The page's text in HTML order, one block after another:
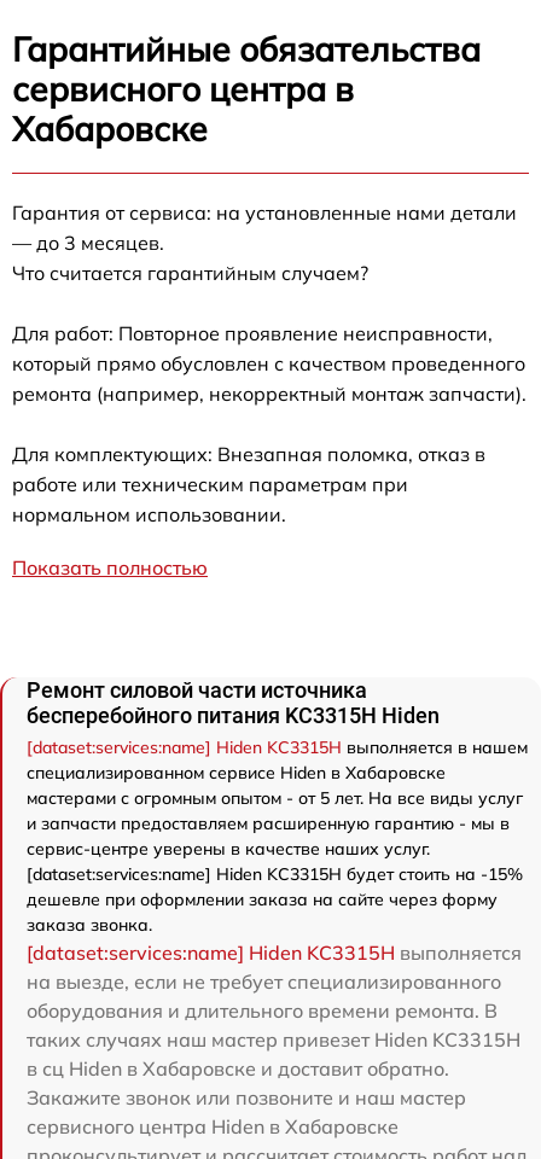
Гарантийные обязательства
сервисного центра в
Хабаровске
Гарантия от сервиса: на установленные нами детали
— до 3 месяцев.
Что считается гарантийным случаем?
Для работ: Повторное проявление неисправности,
который прямо обусловлен с качеством проведенного
ремонта (например, некорректный монтаж запчасти).
Для комплектующих: Внезапная поломка, отказ в
работе или техническим параметрам при
нормальном использовании.
Показать полностью
Ремонт силовой части источника
бесперебойного питания KC3315H Hiden
[dataset:services:name] Hiden KC3315H выполняется в нашем
специализированном сервисе Hiden в Хабаровске
мастерами с огромным опытом - от 5 лет. На все виды услуг
и запчасти предоставляем расширенную гарантию - мы в
сервис-центре уверены в качестве наших услуг.
[dataset:services:name] Hiden KC3315H будет стоить на -15%
дешевле при оформлении заказа на сайте через форму
заказа звонка.
[dataset:services:name] Hiden KC3315H выполняется
на выезде, если не требует специализированного
оборудования и длительного времени ремонта. В
таких случаях наш мастер привезет Hiden KC3315H
в сц Hiden в Хабаровске и доставит обратно.
Закажите звонок или позвоните и наш мастер
сервисного центра Hiden в Хабаровске